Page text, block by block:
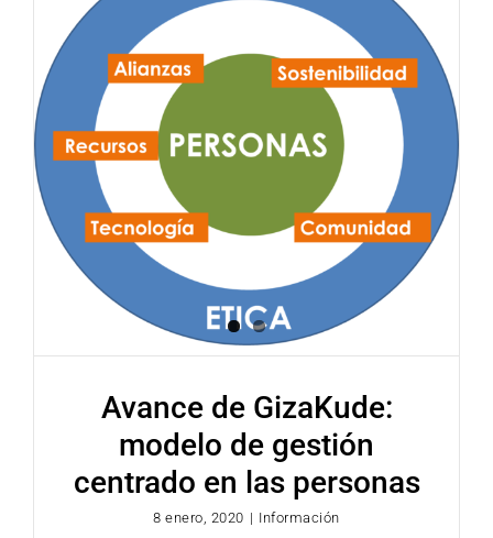
Avance de GizaKude:
modelo de gestión
centrado en las personas
8 enero, 2020 | Información